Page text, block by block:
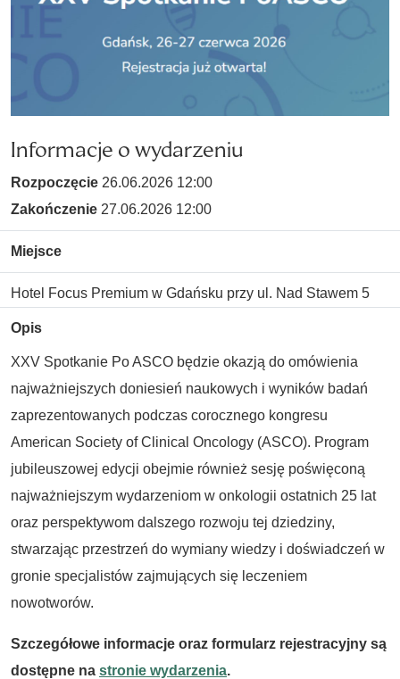
Informacje o wydarzeniu
Rozpoczęcie 26.06.2026 12:00
Zakończenie 27.06.2026 12:00
Miejsce
Hotel Focus Premium w Gdańsku przy ul. Nad Stawem 5
Opis
XXV Spotkanie Po ASCO będzie okazją do omówienia
najważniejszych doniesień naukowych i wyników badań
zaprezentowanych podczas corocznego kongresu
American Society of Clinical Oncology (ASCO). Program
jubileuszowej edycji obejmie również sesję poświęconą
najważniejszym wydarzeniom w onkologii ostatnich 25 lat
oraz perspektywom dalszego rozwoju tej dziedziny,
stwarzając przestrzeń do wymiany wiedzy i doświadczeń w
gronie specjalistów zajmujących się leczeniem
nowotworów.
Szczegółowe informacje oraz formularz rejestracyjny są
dostępne na stronie wydarzenia.